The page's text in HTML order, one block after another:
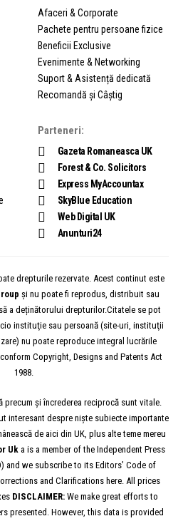
Afaceri & Corporate
Pachete pentru persoane fizice
Beneficii Exclusive
Evenimente & Networking
Suport & Asistență dedicată
Recomandă și Câștig
Parteneri:
Gazeta Romaneasca UK
Forest & Co. Solicitors
Express MyAccountax
SkyBlue Education
Web Digital UK
Anunturi24
drepturile rezervate. Acest continut este
și nu poate fi reprodus, distribuit sau
a deținătorului drepturilor.Citatele se pot
instituţie sau persoană (site-uri, instituţii
nu poate reproduce integral lucrările
Copyright, Designs and Patents Act
1988.
precum și încrederea reciprocă sunt vitale.
interesant despre niște subiecte importante
de aici din UK, plus alte teme mereu
Uk a is a member of the Independent Press
and we subscribe to its Editors’ Code of
and Clarifications here. All prices
DISCLAIMER: We make great efforts to
presented. However, this data is provided